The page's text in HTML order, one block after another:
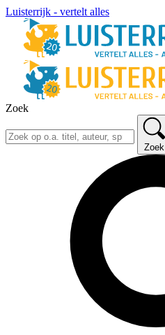
Luisterrijk - vertelt alles
Zoek
Zoek